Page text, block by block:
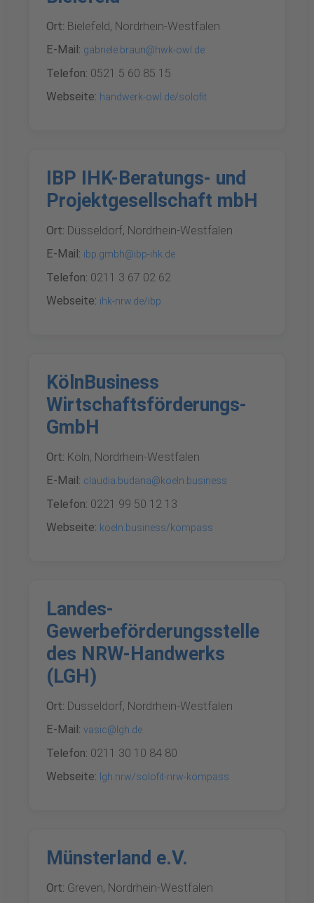
Ort: Bielefeld, Nordrhein-Westfalen
E-Mail: gabriele.braun@hwk-owl.de
Telefon: 0521 5 60 85 15
Webseite: handwerk-owl.de/solofit
IBP IHK-Beratungs- und
Projektgesellschaft mbH
Ort: Düsseldorf, Nordrhein-Westfalen
E-Mail: ibp.gmbh@ibp-ihk.de
Telefon: 0211 3 67 02 62
Webseite: ihk-nrw.de/ibp
KölnBusiness
Wirtschaftsförderungs-
GmbH
Ort: Köln, Nordrhein-Westfalen
E-Mail: claudia.budana@koeln.business
Telefon: 0221 99 50 12 13
Webseite: koeln.business/kompass
Landes-
Gewerbeförderungsstelle
des NRW-Handwerks
(LGH)
Ort: Düsseldorf, Nordrhein-Westfalen
E-Mail: vasic@lgh.de
Telefon: 0211 30 10 84 80
Webseite: lgh.nrw/solofit-nrw-kompass
Münsterland e.V.
Ort: Greven, Nordrhein-Westfalen